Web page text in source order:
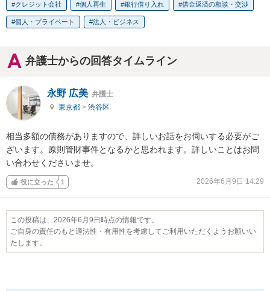
クレジット会社 個人再生 銀行借り入れ 借金返済の相談・交渉
個人・プライベート 法人・ビジネス
弁護士からの回答タイムライン
永野 広美 弁護士
東京都 > 渋谷区
相当多額の債務がありますので、詳しいお話をお伺いする必要がご
ざいます。原則管財事件となるかと思われます。詳しいことはお問
い合わせくださいませ。
役に立った 1 2026年6月9日 14:29
この投稿は、2026年6月9日時点の情報です。
ご自身の責任のもと適法性・有用性を考慮してご利用いただくようお願いい
たします。